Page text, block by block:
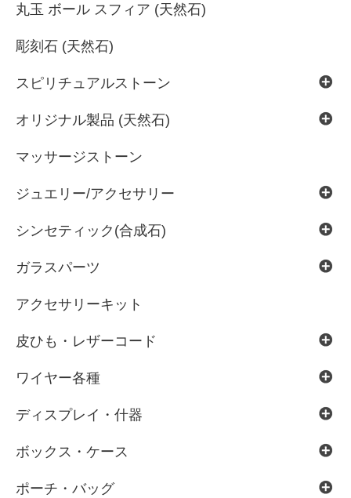
丸玉 ボール スフィア (天然石)
彫刻石 (天然石)
スピリチュアルストーン
オリジナル製品 (天然石)
マッサージストーン
ジュエリー/アクセサリー
シンセティック(合成石)
ガラスパーツ
アクセサリーキット
皮ひも・レザーコード
ワイヤー各種
ディスプレイ・什器
ボックス・ケース
ポーチ・バッグ